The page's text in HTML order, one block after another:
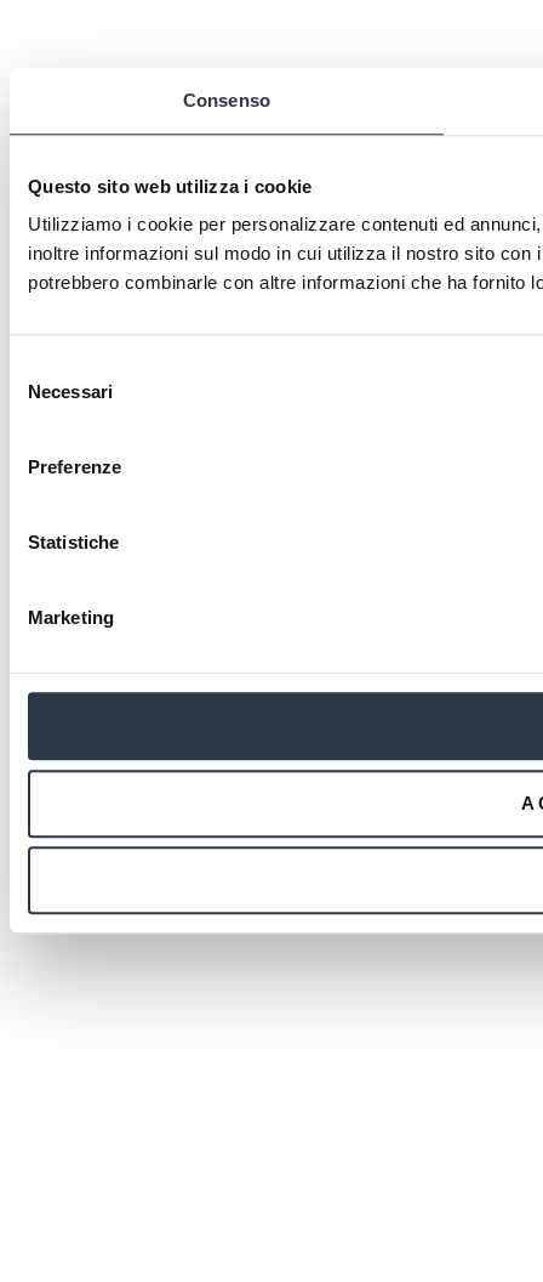
Consenso
Questo sito web utilizza i cookie
Utilizziamo i cookie per personalizzare contenuti ed
inoltre informazioni sul modo in cui utilizza il nostro sito
potrebbero combinarle con altre informazioni che ha fornito
delNecessari
Preferenze
Statistiche
Marketing